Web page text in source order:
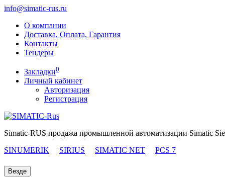
info@simatic-rus.ru
О компании
Доставка, Оплата, Гарантия
Контакты
Тендеры
Закладки0
Личный кабинет
Авторизация
Регистрация
Simatic-RUS продажа промышленной автоматизации Simatic
SINUMERIK
SIRIUS SIMATIC NET PCS 7
Везде